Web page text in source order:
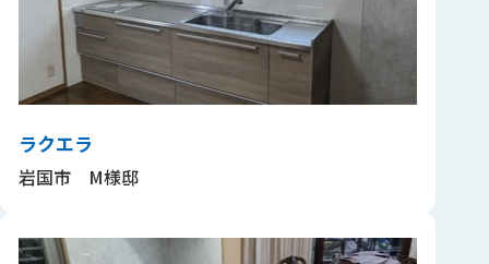
ラクエラ
岩国市 M様邸